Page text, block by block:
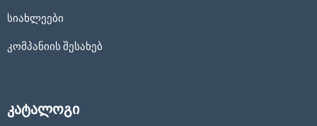
სიახლეები
კომპანიის შესახებ
კატალოგი